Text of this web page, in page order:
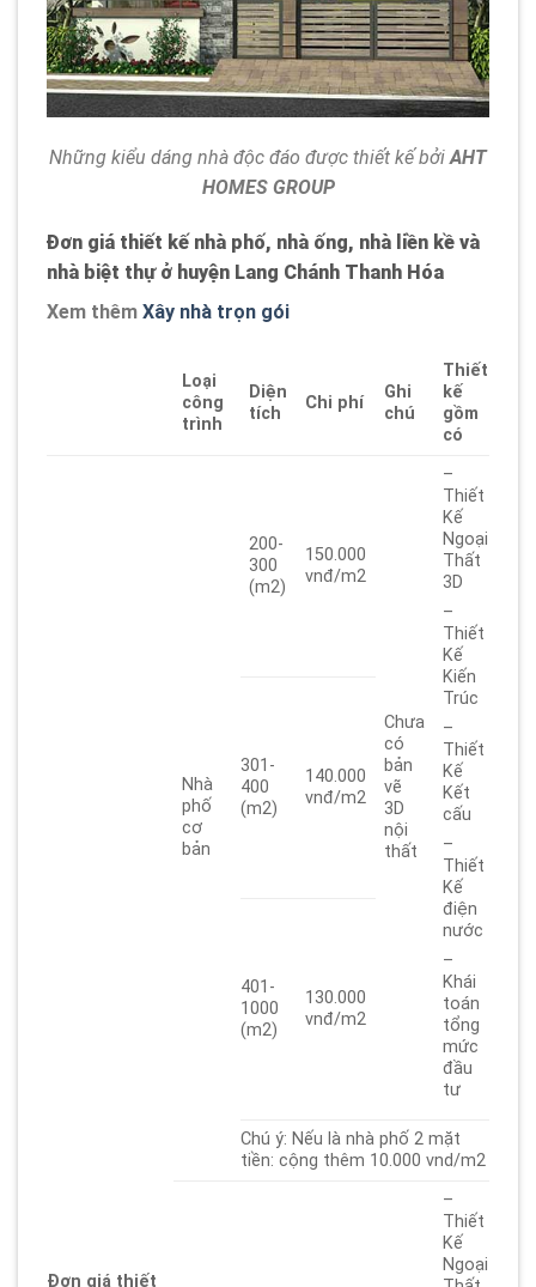
Những kiểu dáng nhà độc đáo được thiết kế bởiAHT
HOMES GROUP
Đơn giá thiết kế nhà phố, nhà ống, nhà liền kề và
nhà biệt thự ở huyện Lang Chánh Thanh Hóa
Xem thêm Xây nhà trọn gói
Loại
công
trình
Diện
tích
Chi phí
Ghi
chú
Thiết
kế
gồm
có
Đơn giá thiết
Nhà
phố
cơ
bản
200-
300
(m2)
150.000
vnđ/m2
Chưa
có
bản
vẽ
3D
nội
thất
–
Thiết
Kế
Ngoại
Thất
3D
–
Thiết
Kế
Kiến
Trúc
–
Thiết
Kế
Kết
cấu
–
Thiết
Kế
điện
nước
–
Khái
toán
tổng
mức
đầu
tư
301-
400
(m2)
140.000
vnđ/m2
401-
1000
(m2)
130.000
vnđ/m2
Chú ý: Nếu là nhà phố 2 mặt
tiền: cộng thêm 10.000 vnd/m2
–
Thiết
Kế
Ngoại